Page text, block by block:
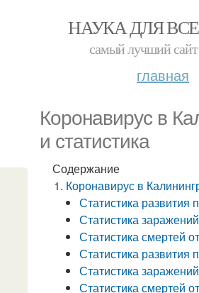
НАУКА ДЛЯ
самый лучший
главная
Коронавирус в
и статистика
Содержание
Коронавирус в
Статистика развития
Статистика
Статистика смертей
Статистика развития
Статистика
Статистика смертей